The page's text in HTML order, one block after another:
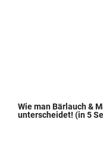
Wie man Bärlauch &
unterscheidet! (in 5